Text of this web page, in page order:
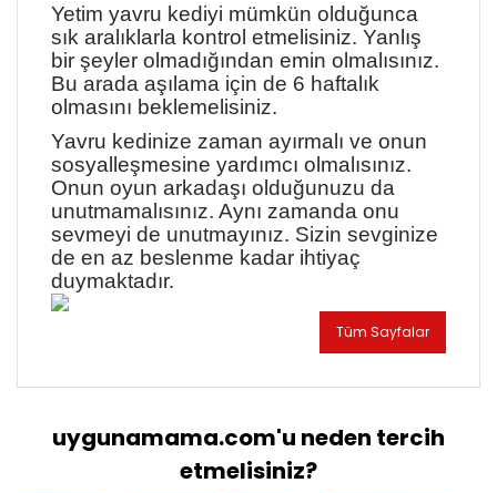
Yetim yavru kediyi mümkün olduğunca
sık aralıklarla kontrol etmelisiniz. Yanlış
bir şeyler olmadığından emin olmalısınız.
Bu arada aşılama için de 6 haftalık
olmasını beklemelisiniz.
Yavru kedinize zaman ayırmalı ve onun
sosyalleşmesine yardımcı olmalısınız.
Onun oyun arkadaşı olduğunuzu da
unutmamalısınız. Aynı zamanda onu
sevmeyi de unutmayınız. Sizin sevginize
de en az beslenme kadar ihtiyaç
duymaktadır.
Tüm Sayfalar
uygunamama.com'u neden tercih
etmelisiniz?